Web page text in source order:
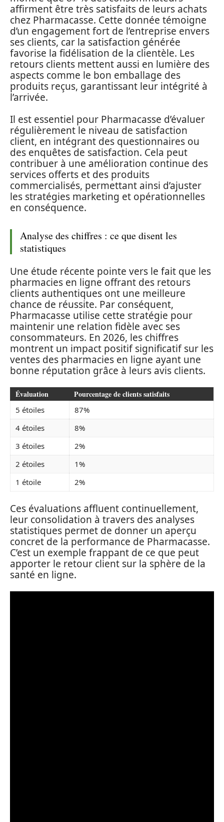
affirment être très satisfaits de leurs achats
chez Pharmacasse. Cette donnée témoigne
d’un engagement fort de l’entreprise envers
ses clients, car la satisfaction générée
favorise la fidélisation de la clientèle. Les
retours clients mettent aussi en lumière des
aspects comme le bon emballage des
produits reçus, garantissant leur intégrité à
l’arrivée.
Il est essentiel pour Pharmacasse d’évaluer
régulièrement le niveau de satisfaction
client, en intégrant des questionnaires ou
des enquêtes de satisfaction. Cela peut
contribuer à une amélioration continue des
services offerts et des produits
commercialisés, permettant ainsi d’ajuster
les stratégies marketing et opérationnelles
en conséquence.
Analyse des chiffres : ce que disent les
statistiques
Une étude récente pointe vers le fait que les
pharmacies en ligne offrant des retours
clients authentiques ont une meilleure
chance de réussite. Par conséquent,
Pharmacasse utilise cette stratégie pour
maintenir une relation fidèle avec ses
consommateurs. En 2026, les chiffres
montrent un impact positif significatif sur les
ventes des pharmacies en ligne ayant une
bonne réputation grâce à leurs avis clients.
Évaluation Pourcentage de clients satisfaits
5 étoiles
87%
4 étoiles
8%
3 étoiles
2%
2 étoiles
1%
1 étoile
2%
Ces évaluations affluent continuellement,
leur consolidation à travers des analyses
statistiques permet de donner un aperçu
concret de la performance de Pharmacasse.
C’est un exemple frappant de ce que peut
apporter le retour client sur la sphère de la
santé en ligne.